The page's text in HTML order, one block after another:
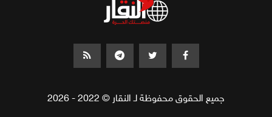
جميع الحقوق محفوظة لـ النقار © 2022 - 2026